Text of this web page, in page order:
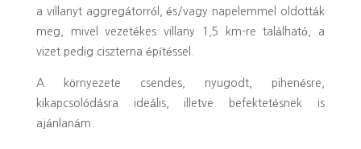
a villanyt aggregátorról, és/vagy napelemmel oldották
meg, mivel vezetékes villany 1,5 km-re található, a
vizet pedig ciszterna építéssel.
A környezete csendes, nyugodt, pihenésre,
kikapcsolódásra ideális, illetve befektetésnek is
ajánlanám.